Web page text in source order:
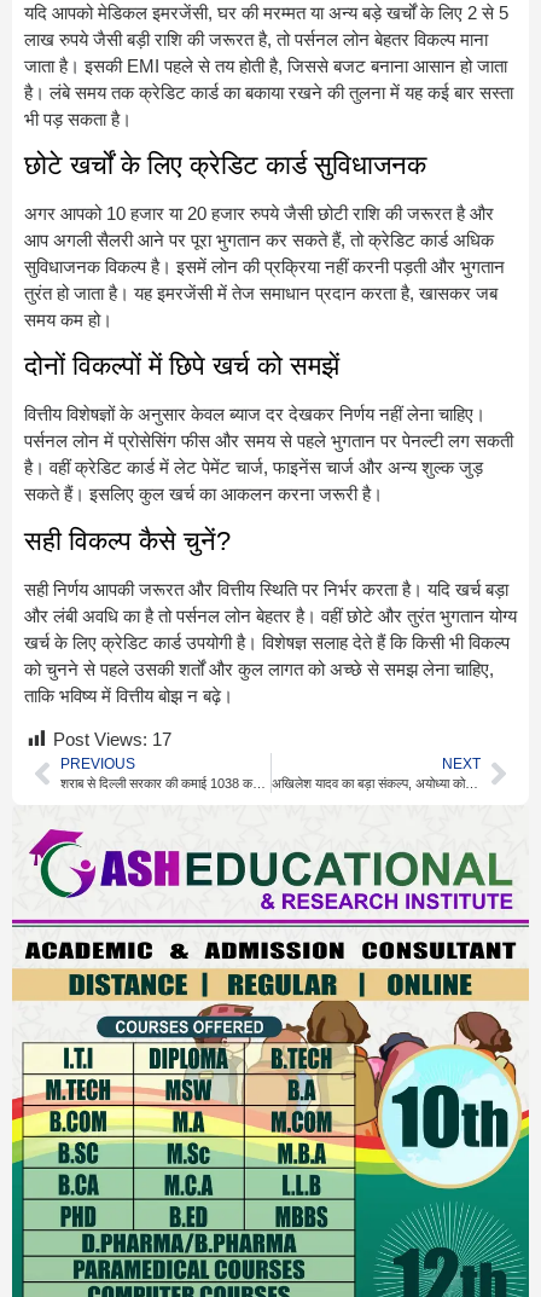
यदि आपको मेडिकल इमरजेंसी, घर की मरम्मत या अन्य बड़े खर्चों के लिए 2 से 5
लाख रुपये जैसी बड़ी राशि की जरूरत है, तो पर्सनल लोन बेहतर विकल्प माना
जाता है। इसकी EMI पहले से तय होती है, जिससे बजट बनाना आसान हो जाता
है। लंबे समय तक क्रेडिट कार्ड का बकाया रखने की तुलना में यह कई बार सस्ता
भी पड़ सकता है।
छोटे खर्चों के लिए क्रेडिट कार्ड सुविधाजनक
अगर आपको 10 हजार या 20 हजार रुपये जैसी छोटी राशि की जरूरत है और
आप अगली सैलरी आने पर पूरा भुगतान कर सकते हैं, तो क्रेडिट कार्ड अधिक
सुविधाजनक विकल्प है। इसमें लोन की प्रक्रिया नहीं करनी पड़ती और भुगतान
तुरंत हो जाता है। यह इमरजेंसी में तेज समाधान प्रदान करता है, खासकर जब
समय कम हो।
दोनों विकल्पों में छिपे खर्च को समझें
वित्तीय विशेषज्ञों के अनुसार केवल ब्याज दर देखकर निर्णय नहीं लेना चाहिए।
पर्सनल लोन में प्रोसेसिंग फीस और समय से पहले भुगतान पर पेनल्टी लग सकती
है। वहीं क्रेडिट कार्ड में लेट पेमेंट चार्ज, फाइनेंस चार्ज और अन्य शुल्क जुड़
सकते हैं। इसलिए कुल खर्च का आकलन करना जरूरी है।
सही विकल्प कैसे चुनें?
सही निर्णय आपकी जरूरत और वित्तीय स्थिति पर निर्भर करता है। यदि खर्च बड़ा
और लंबी अवधि का है तो पर्सनल लोन बेहतर है। वहीं छोटे और तुरंत भुगतान योग्य
खर्च के लिए क्रेडिट कार्ड उपयोगी है। विशेषज्ञ सलाह देते हैं कि किसी भी विकल्प
को चुनने से पहले उसकी शर्तों और कुल लागत को अच्छे से समझ लेना चाहिए,
ताकि भविष्य में वित्तीय बोझ न बढ़े।
Post Views: 17
PREVIOUS
शराब से दिल्ली सरकार की कमाई 1038 करोड़, 17% की बढ़ोतरी
NEXT
अखिलेश यादव का बड़ा संकल्प, अयोध्या को बनाएंगे धार्मिक नगरी